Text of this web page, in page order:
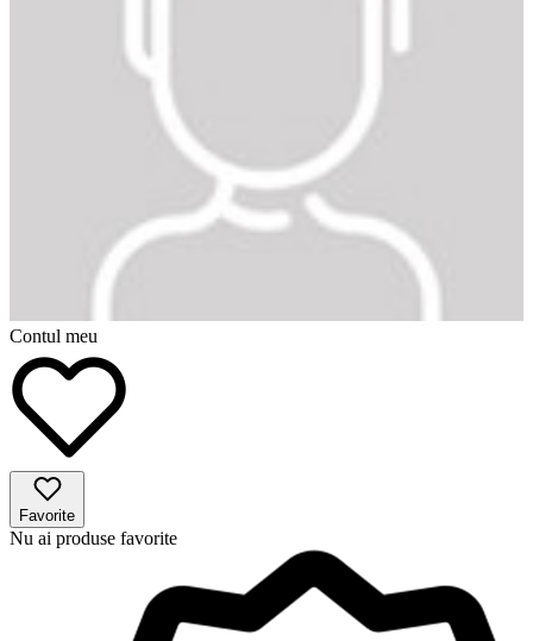
Contul meu
Favorite
Nu ai produse favorite